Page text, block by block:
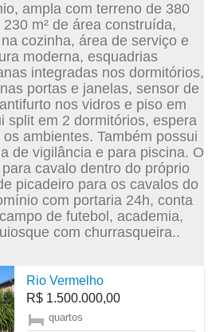
ampla com terreno de 380
m² de área construída,
cozinha, área de serviço e
moderna, esquadrias
integradas nos dormitórios,
portas e janelas, sensor de
nos vidros e piso em
split em 2 dormitórios, espera
ambientes. Também possui
de vigilância e para piscina. O
cavalo dentro do próprio
picadeiro para os cavalos do
com portaria 24h, conta
de futebol, academia,
com churrasqueira..
Rio Vermelho
R$ 1.500.000,00
quartos